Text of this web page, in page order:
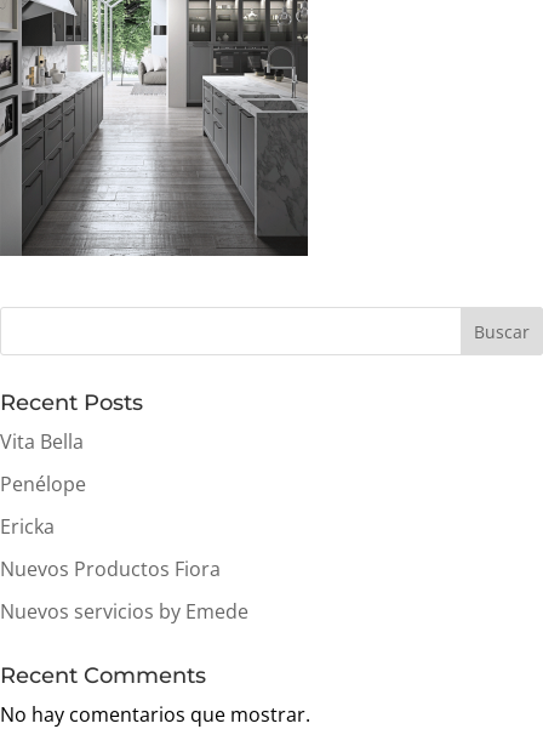
Buscar
Recent Posts
Vita Bella
Penélope
Ericka
Nuevos Productos Fiora
Nuevos servicios by Emede
Recent Comments
No hay comentarios que mostrar.